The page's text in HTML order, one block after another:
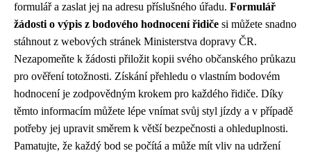
formulář a zaslat jej na adresu příslušného úřadu. Formulář
žádosti o výpis z bodového hodnocení řidiče si můžete snadno
stáhnout z webových stránek Ministerstva dopravy ČR.
Nezapomeňte k žádosti přiložit kopii svého občanského průkazu
pro ověření totožnosti. Získání přehledu o vlastním bodovém
hodnocení je zodpovědným krokem pro každého řidiče. Díky
těmto informacím můžete lépe vnímat svůj styl jízdy a v případě
potřeby jej upravit směrem k větší bezpečnosti a ohleduplnosti.
Pamatujte, že každý bod se počítá a může mít vliv na udržení